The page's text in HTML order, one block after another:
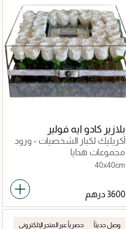
بلازير كادو ايه فولير
أكريليك لكبار الشخصيات - ورود
طازجة وشوكولاتة
مجموعات هدايا
40x40cm
وصل حديثاً حصرياً عبر المتجر الإلكتروني